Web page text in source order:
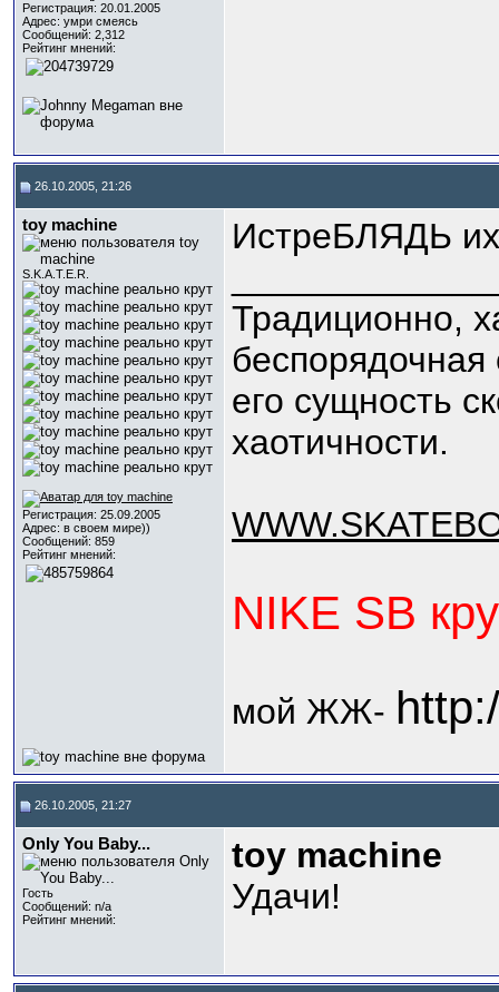
Регистрация: 20.01.2005
Адрес: умри смеясь
Сообщений: 2,312
Рейтинг мнений:
26.10.2005, 21:26
toy machine
S.K.A.T.E.R.
Регистрация: 25.09.2005
Адрес: в своем мире))
Сообщений: 859
Рейтинг мнений:
ИстреБЛЯДЬ
Традиционно,
беспорядочная
его сущность
хаотичности.
NIKE SB
мой ЖЖ-
26.10.2005, 21:27
Only You Baby...
Гость
Сообщений: n/a
Рейтинг мнений:
toy machine
Удачи!